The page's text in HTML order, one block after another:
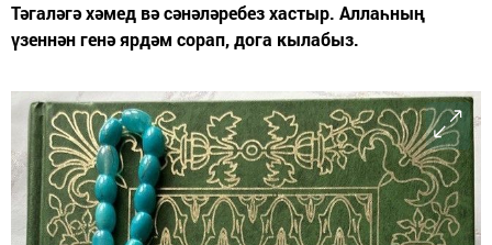
Тәгаләгә хәмед вә сәнәләребез хастыр. Аллаһның
үзеннән генә ярдәм сорап, дога кылабыз.